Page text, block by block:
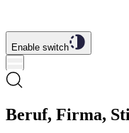
Enable switch
Beruf, Firma,